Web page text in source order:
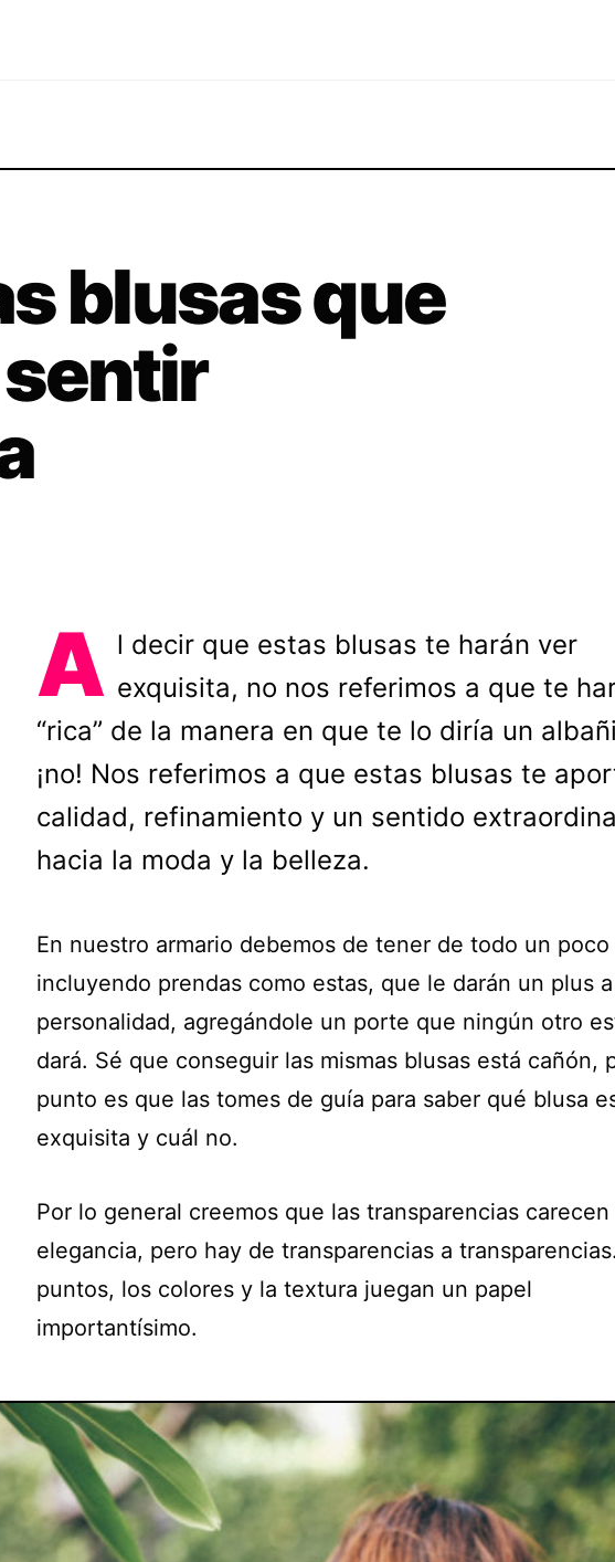
blusas que
A l decir que estas blusas te harán ver
exquisita, no nos referimos a que te
“rica” de la manera en que te lo diría un
¡no! Nos referimos a que estas blusas te
calidad, refinamiento y un sentido
hacia la moda y la belleza.
En nuestro armario debemos de tener de todo un poco
incluyendo prendas como estas, que le darán un plus
personalidad, agregándole un porte que ningún otro
dará. Sé que conseguir las mismas blusas está cañón,
punto es que las tomes de guía para saber qué blusa
exquisita y cuál no.
Por lo general creemos que las transparencias
elegancia, pero hay de transparencias a
puntos, los colores y la textura juegan un papel
importantísimo.